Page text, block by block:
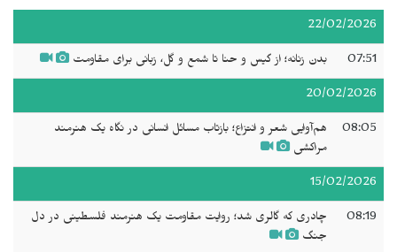
22/02/2026
07:51 بدن زنانه؛ از گیس و حنا تا شمع و گل، زبانی برای مقاومت
20/02/2026
08:05
هم‌آوایی شعر و انتزاع؛ بازتاب مسائل انسانی در نگاه یک هنرمند
مراکشی
15/02/2026
08:19
چادری که گالری شد؛ روایت مقاومت یک هنرمند فلسطینی در دل
جنگ